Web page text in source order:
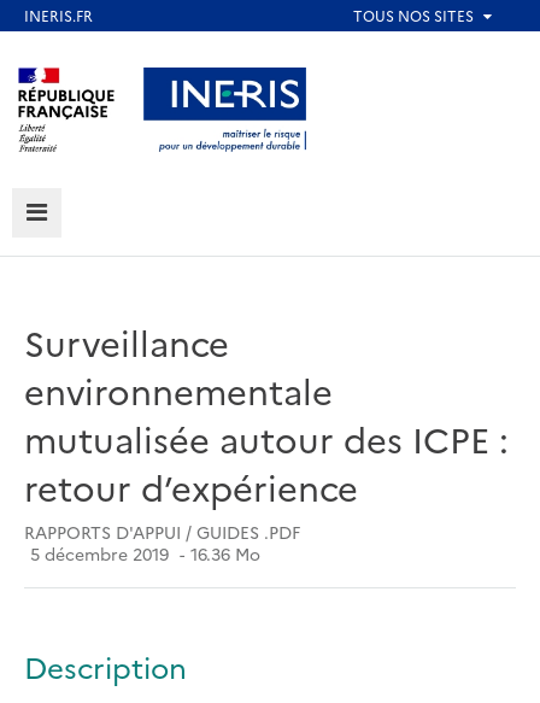
au
contenu
principal
Aller au contenu Aller au menu
Aller au pied de page
MENU
Surveillance
environnementale
mutualisée autour des ICPE :
retour d’expérience
RAPPORTS D'APPUI / GUIDES .PDF
5 décembre 2019
16.36 Mo
Description